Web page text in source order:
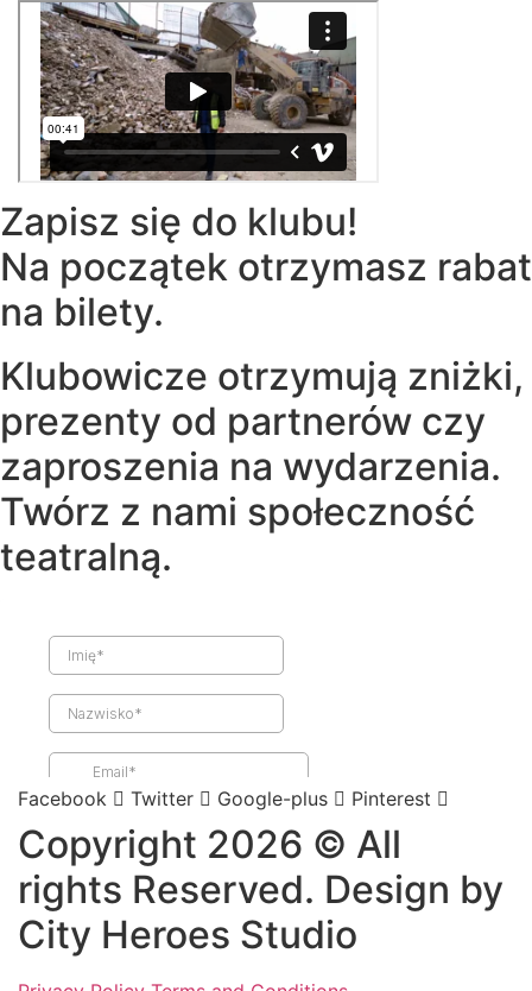
Zapisz się do klubu!
Na początek otrzymasz rabat
na bilety.
Klubowicze otrzymują zniżki,
prezenty od partnerów czy
zaproszenia na wydarzenia.
Twórz z nami społeczność
teatralną.
Facebook Twitter Google-plus Pinterest
Copyright 2026 © All
rights Reserved. Design by
City Heroes Studio